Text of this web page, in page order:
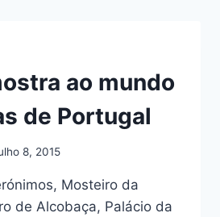
ao mundo
de Portugal
8, 2015
Mosteiro da
de Alcobaça, Palácio da